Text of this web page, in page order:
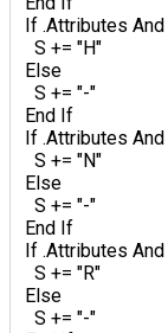
If .Attributes And
S += "H"
Else
S += "-"
End If
If .Attributes And
S += "N"
Else
S += "-"
End If
If .Attributes And
S += "R"
Else
S += "-"